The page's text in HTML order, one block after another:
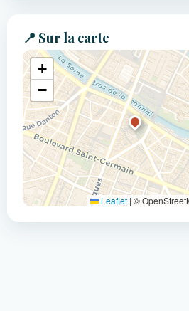
📍 Sur la carte
+
−
Leaflet | ©